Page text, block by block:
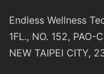
Endless Wellness
1FL., NO. 152, PAO-
NEW TAIPEI CITY,